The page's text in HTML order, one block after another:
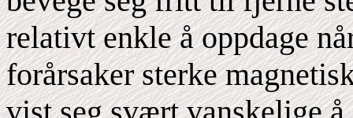
relativt enkle å oppdage
forårsaker sterke